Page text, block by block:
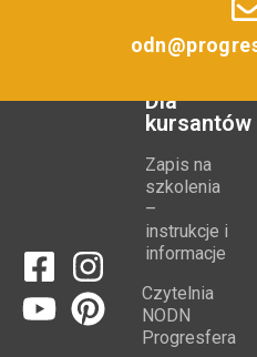
kursantów
Zapis na
szkolenia
–
informacje
Czytelnia